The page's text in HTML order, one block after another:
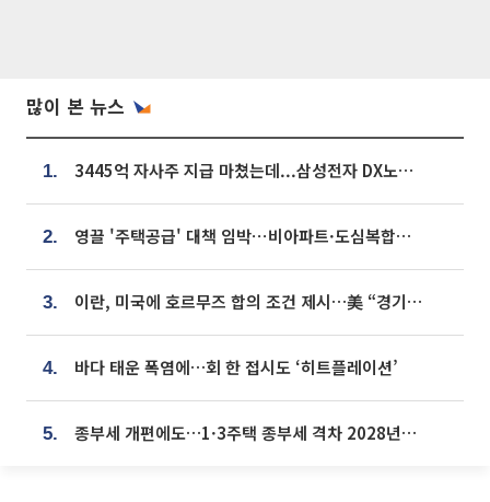
많이 본 뉴스
1. 3445억 자사주 지급 마쳤는데...삼성전자 DX노조, 뒤늦은 '떼쓰기 집회'
2. 영끌 '주택공급' 대책 임박⋯비아파트·도심복합까지 총동원
3. 이란, 미국에 호르무즈 합의 조건 제시…美 “경기 아직 안 끝나” [종합]
4. 바다 태운 폭염에…회 한 접시도 ‘히트플레이션’
5. 종부세 개편에도…1·3주택 종부세 격차 2028년부터 확대